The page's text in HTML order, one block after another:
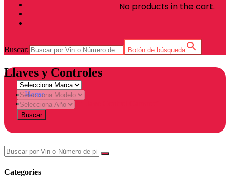
No products in the cart.
Buscar: Botón de búsqueda
Llaves y Controles
Home
Products tagged “Llave Control Camaro”
Buscar
Categories